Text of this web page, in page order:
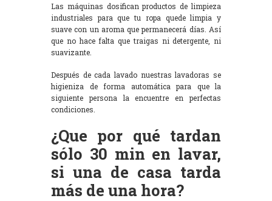
Las máquinas dosifican productos de limpieza
industriales para que tu ropa quede limpia y
suave con un aroma que permanecerá días. Así
que no hace falta que traigas ni detergente, ni
suavizante.
Después de cada lavado nuestras lavadoras se
higieniza de forma automática para que la
siguiente persona la encuentre en perfectas
condiciones.
¿Que por qué tardan
sólo 30 min en lavar,
si una de casa tarda
más de una hora?